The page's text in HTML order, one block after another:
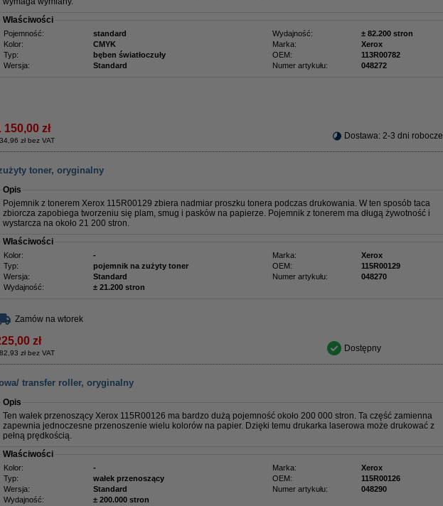
Właściwości
Pojemność: standard Wydajność:
± 82.200 stron
Kolor:
CMYK Marka:
Xerox
Typ:
bęben światłoczuły OEM:
113R00782
Wersja:
Standard Numer artykułu: 048272
150,00 zł
zł bez VAT Dostawa: 2-3 dni robocze
toner, oryginalny
Opis
Pojemnik z tonerem Xerox 115R00129 zbiera nadmiar proszku tonera podczas drukowania. W ten sposób taca
zbiorcza zapobiega tworzeniu się plam, smug i pasków na papierze. Pojemnik z tonerem ma długą żywotność i
wystarcza na około 21 200 stron.
Właściwości
Kolor: - Marka:
Xerox
Typ:
pojemnik na zużyty toner OEM:
115R00129
Wersja:
Standard Numer artykułu:
048270
Wydajność:
± 21.200 stron
Zamów na wtorek
zł
zł bez VAT Dostępny
transfer roller, oryginalny
Opis
Ten wałek przenoszący Xerox 115R00126 ma bardzo dużą pojemność około 200 000 stron. Ta część zamienna
zapewnia jednoczesne przenoszenie wielu kolorów na papier. Dzięki temu drukarka laserowa może drukować z
pełną prędkością.
Właściwości
Kolor: - Marka:
Xerox
Typ:
wałek przenoszący OEM:
115R00126
Wersja:
Standard Numer artykułu:
048290
Wydajność:
± 200.000 stron